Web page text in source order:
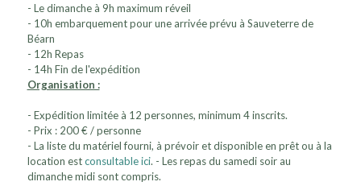
- Le dimanche à 9h maximum réveil
- 10h embarquement pour une arrivée prévu à Sauveterre de
Béarn
- 12h Repas
- 14h Fin de l'expédition
Organisation :
- Expédition limitée à 12 personnes, minimum 4 inscrits.
- Prix : 200 € / personne
- La liste du matériel fourni, à prévoir et disponible en prêt ou à la
location estconsultable ici. - Les repas du samedi soir au
dimanche midi sont compris.